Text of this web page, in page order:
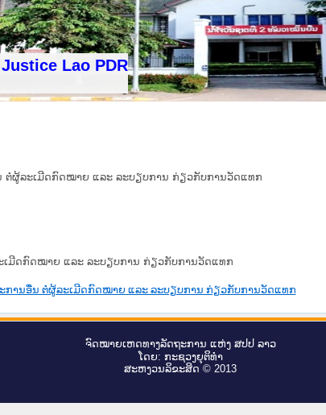
Lao PDR
ຕໍ່ຜູ້ລະເມີດກົດໝາຍ ແລະ ລະບຽບການ ກ່ຽວກັບການວັດແທກ
ມີດກົດໝາຍ ແລະ ລະບຽບການ ກ່ຽວກັບການວັດແທກ
ການອື່ນ ຕໍ່ຜູ້ລະເມີດກົດໝາຍ ແລະ ລະບຽບການ ກ່ຽວກັບການວັດແທກ
ຈົດ​ໝາຍ​ເຫດ​ທາງ​ລັດ​ຖະ​ການ ແຫ່ງ ສ​ປ​ປ ລາວ
ໂດຍ: ກະ​ຊວງຍຸ​ຕິ​ທຳ
ສະ​ຫງວນ​ລິ​ຂະ​ສິດ © 2013